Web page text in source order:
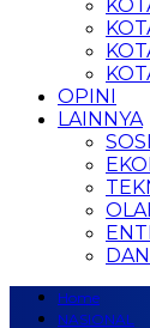
OPINI
LAINNYA
Home
NASIONAL